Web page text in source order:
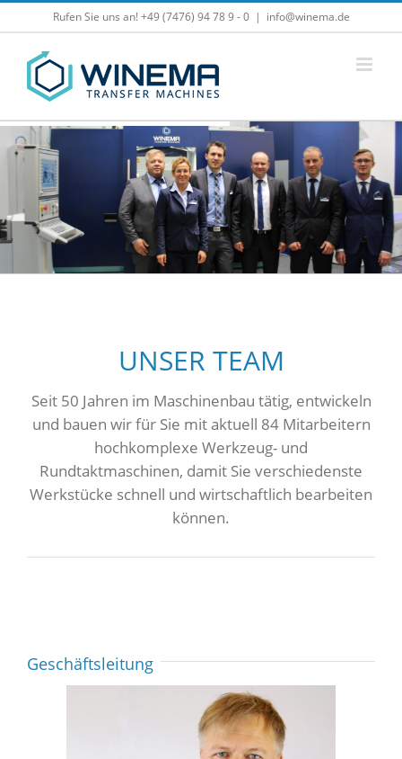
Zum
Rufen Sie uns an! +49 (7476) 94 78 9 - 0 | info@winema.de
UNSER TEAM
Seit 50 Jahren im Maschinenbau tätig, entwickeln
und bauen wir für Sie mit aktuell 84 Mitarbeitern
hochkomplexe Werkzeug- und
Rundtaktmaschinen, damit Sie verschiedenste
Werkstücke schnell und wirtschaftlich bearbeiten
können.
Geschäftsleitung